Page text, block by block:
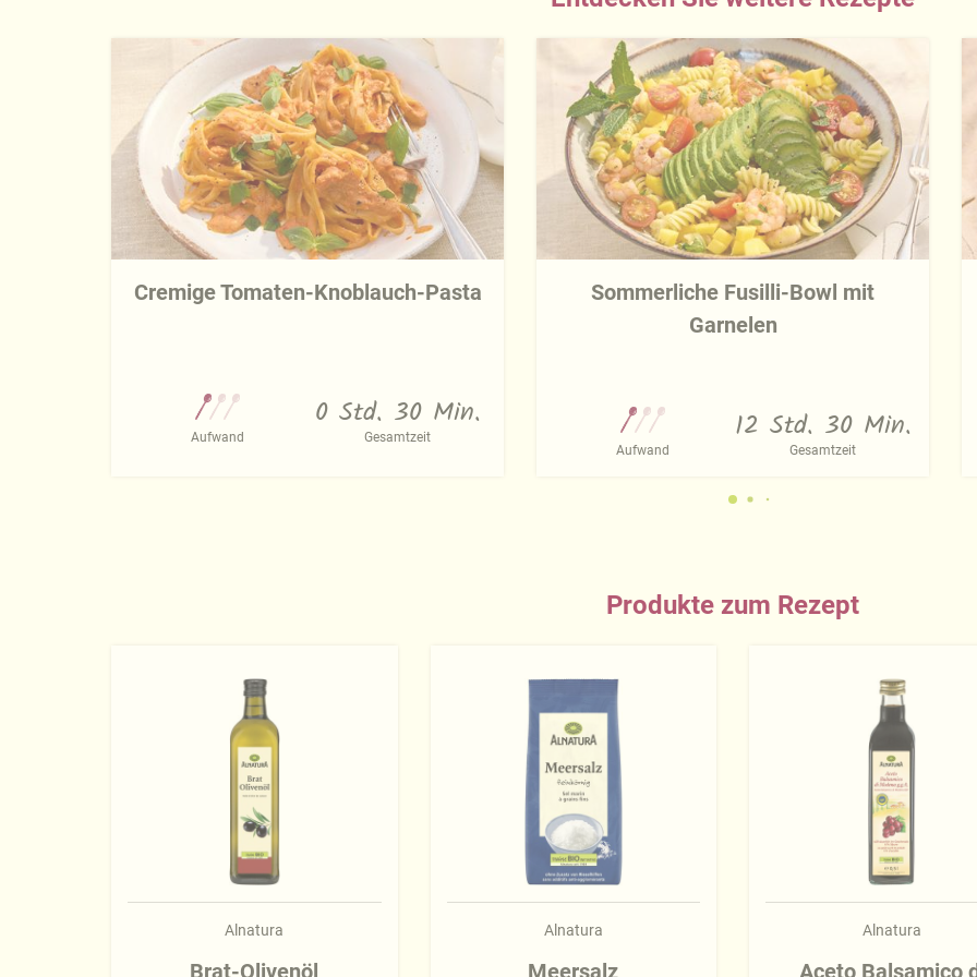
Cremige Tomaten-Knoblauch-Pasta
Aufwand
0 Std. 30 Min.
Gesamtzeit
Sommerliche Fusilli-Bowl mit
Garnelen
Aufwand
12 Std. 30 Min.
Gesamtzeit
Produkte zum Rezept
Alnatura
Brat-Olivenöl
Alnatura
Meersalz
Alnatura
Aceto Balsamico